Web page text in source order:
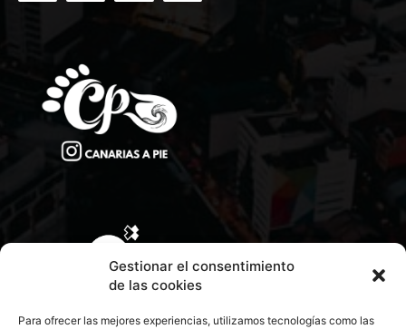
Gestionar el consentimiento
de las cookies
Para ofrecer las mejores experiencias, utilizamos tecnologías como las